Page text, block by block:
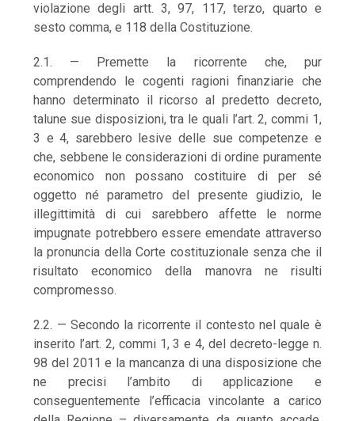
violazione degli artt. 3, 97, 117, terzo, quarto e
sesto comma, e 118 della Costituzione.
2.1. — Premette la ricorrente che, pur
comprendendo le cogenti ragioni finanziarie che
hanno determinato il ricorso al predetto decreto,
talune sue disposizioni, tra le quali l’art. 2, commi 1,
3 e 4, sarebbero lesive delle sue competenze e
che, sebbene le considerazioni di ordine puramente
economico non possano costituire di per sé
oggetto né parametro del presente giudizio, le
illegittimità di cui sarebbero affette le norme
impugnate potrebbero essere emendate attraverso
la pronuncia della Corte costituzionale senza che il
risultato economico della manovra ne risulti
compromesso.
2.2. — Secondo la ricorrente il contesto nel quale è
inserito l’art. 2, commi 1, 3 e 4, del decreto-legge n.
98 del 2011 e la mancanza di una disposizione che
ne precisi l’ambito di applicazione e
conseguentemente l’efficacia vincolante a carico